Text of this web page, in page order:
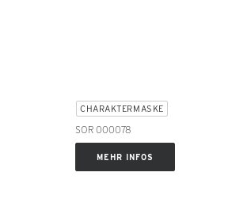
CHARAKTERMASKE
SOR 000078
MEHR INFOS